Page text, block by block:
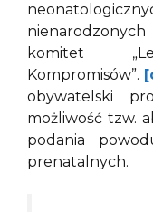
komitet
Kompromisów”.
obywatelski
możliwość tzw.
podania
prenatalnych.